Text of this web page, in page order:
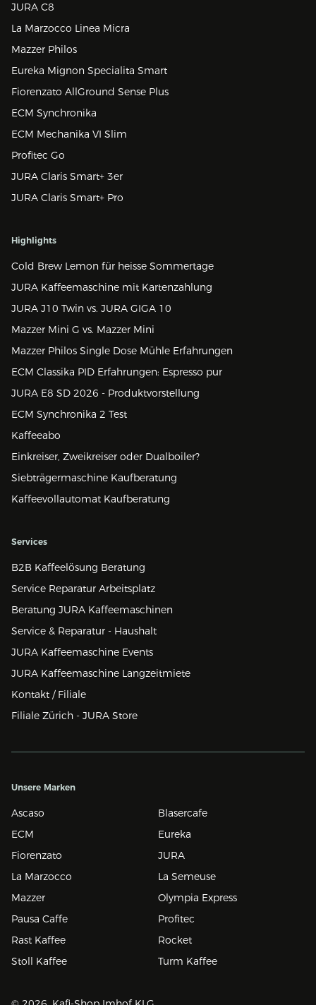
JURA C8
La Marzocco Linea Micra
Mazzer Philos
Eureka Mignon Specialita Smart
Fiorenzato AllGround Sense Plus
ECM Synchronika
ECM Mechanika VI Slim
Profitec Go
JURA Claris Smart+ 3er
JURA Claris Smart+ Pro
Highlights
Cold Brew Lemon für heisse Sommertage
JURA Kaffeemaschine mit Kartenzahlung
JURA J10 Twin vs. JURA GIGA 10
Mazzer Mini G vs. Mazzer Mini
Mazzer Philos Single Dose Mühle Erfahrungen
ECM Classika PID Erfahrungen: Espresso pur
JURA E8 SD 2026 - Produktvorstellung
ECM Synchronika 2 Test
Kaffeeabo
Einkreiser, Zweikreiser oder Dualboiler?
Siebträgermaschine Kaufberatung
Kaffeevollautomat Kaufberatung
Services
B2B Kaffeelösung Beratung
Service Reparatur Arbeitsplatz
Beratung JURA Kaffeemaschinen
Service & Reparatur - Haushalt
JURA Kaffeemaschine Events
JURA Kaffeemaschine Langzeitmiete
Kontakt / Filiale
Filiale Zürich - JURA Store
Unsere Marken
Ascaso
Blasercafe
ECM
Eureka
Fiorenzato
JURA
La Marzocco
La Semeuse
Mazzer
Olympia Express
Pausa Caffe
Profitec
Rast Kaffee
Rocket
Stoll Kaffee
Turm Kaffee